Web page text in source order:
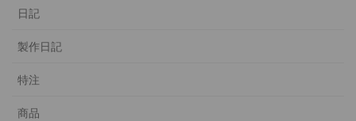
日記
製作日記
特注
商品